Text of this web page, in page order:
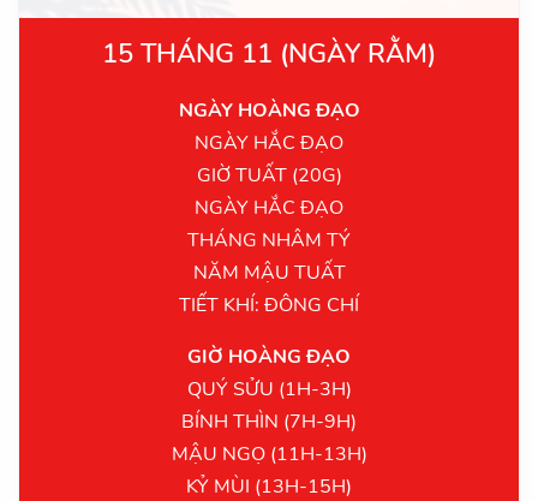
15 THÁNG 11 (NGÀY RẰM)
NGÀY HOÀNG ĐẠO
NGÀY HẮC ĐẠO
GIỜ TUẤT (20G)
NGÀY HẮC ĐẠO
THÁNG NHÂM TÝ
NĂM MẬU TUẤT
TIẾT KHÍ: ĐÔNG CHÍ
GIỜ HOÀNG ĐẠO
QUÝ SỬU (1H-3H)
BÍNH THÌN (7H-9H)
MẬU NGỌ (11H-13H)
KỶ MÙI (13H-15H)